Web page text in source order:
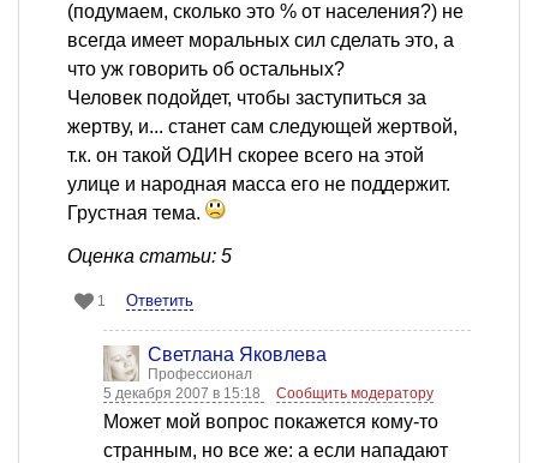
(подумаем, сколько это % от населения?) не
всегда имеет моральных сил сделать это, а
что уж говорить об остальных?
Человек подойдет, чтобы заступиться за
жертву, и... станет сам следующей жертвой,
т.к. он такой ОДИН скорее всего на этой
улице и народная масса его не поддержит.
Грустная тема.
Оценка статьи: 5
1 Ответить
Светлана Яковлева
Профессионал
5 декабря 2007 в 15:18
Сообщить модератору
Может мой вопрос покажется кому-то
странным, но все же: а если нападают